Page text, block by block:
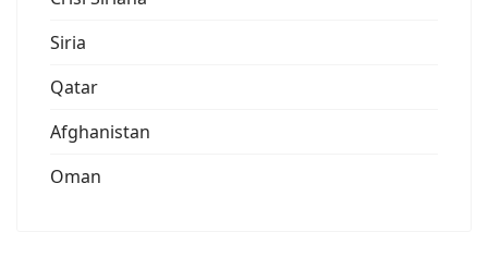
Siria
Qatar
Afghanistan
Oman